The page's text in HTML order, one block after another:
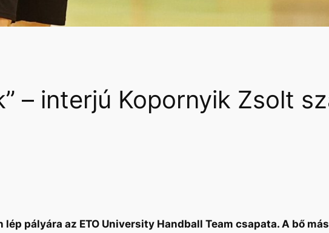
– interjú Kopornyik Zsolt
pályára az ETO University Handball Team csapata. A bő